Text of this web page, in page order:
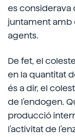
es considerava
juntament amb
agents.
De fet, el
en la quantitat
és a dir, el
de l'endogen.
producció
l'activitat de